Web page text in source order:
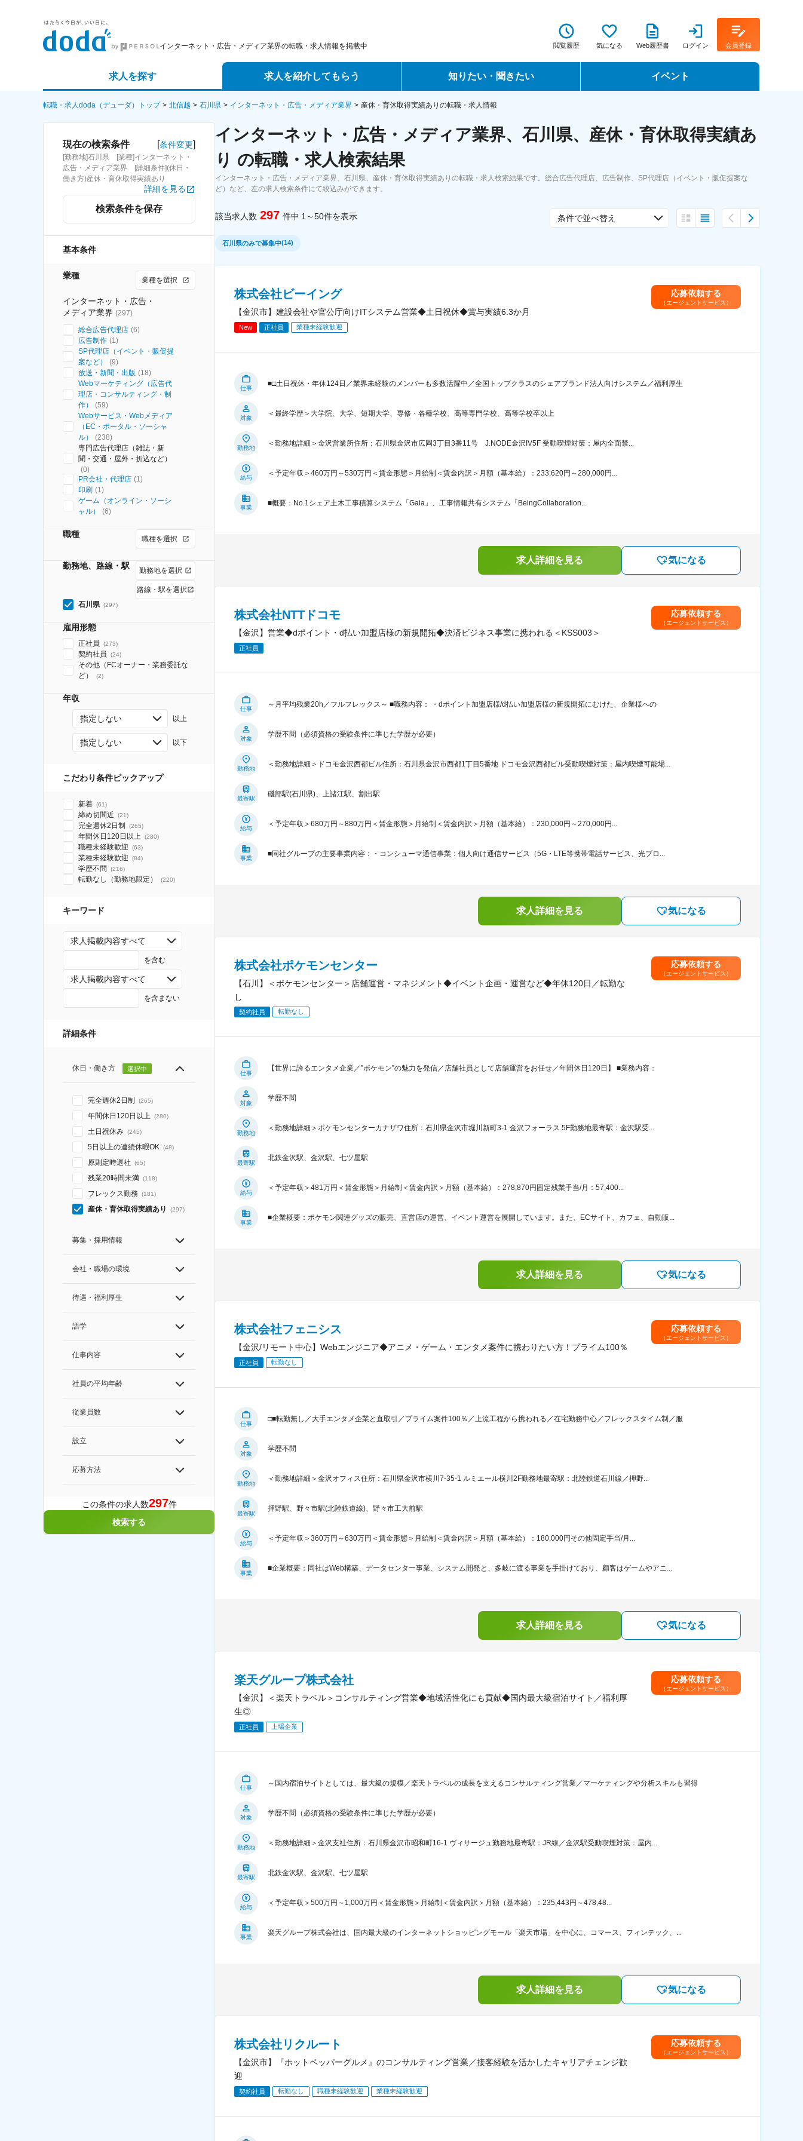
インターネット・広告・メディア業界の転職・求人情報を掲載中 閲覧履歴 気になる Web履歴書 ログイン 会員登録
求人を探す
詳細条件から探す
求人特集から探す
求人を紹介してもらう
エージェントサービス
スカウトサービス
パートナーエージェントサービス
知りたい・聞きたい
転職ノウハウ
データで見る転職
イベント
転職フェア
転職・求人doda（デューダ）トップ 北信越 石川県 インターネット・広告・メディア業界 産休・育休取得実績ありの転職・求人情報
現在の検索条件 [条件変更]
[勤務地]石川県 [業種]インターネット・
広告・メディア業界 [詳細条件](休日・
働き方)産休・育休取得実績あり
詳細を見る
検索条件を保存
基本条件
業種 業種を選択
インターネット・広告・
メディア業界 (297)
総合広告代理店 (6)
広告制作 (1)
SP代理店（イベント・販促提
案など）
(9)
放送・新聞・出版 (18)
Webマーケティング（広告代
理店・コンサルティング・制
作）
(59)
Webサービス・Webメディア
（EC・ポータル・ソーシャ
ル）
(238)
専門広告代理店（雑誌・新
聞・交通・屋外・折込など）
(0)
PR会社・代理店 (1)
印刷 (1)
ゲーム（オンライン・ソーシ
ャル）
(6)
職種 職種を選択
勤務地、路線・駅 勤務地を選択
路線・駅を選択
石川県 (297)
雇用形態
正社員 (273)
契約社員 (24)
その他（FCオーナー・業務委託な
ど）
(2)
年収
指定しない 以上
指定しない 以下
こだわり条件ピックアップ
新着 (61)
締め切間近 (21)
完全週休2日制 (265)
年間休日120日以上 (280)
職種未経験歓迎 (63)
業種未経験歓迎 (84)
学歴不問 (216)
転勤なし（勤務地限定） (220)
キーワード
求人掲載内容すべて
を含む
求人掲載内容すべて
を含まない
詳細条件
休日・働き方 選択中
完全週休2日制 (265)
年間休日120日以上 (280)
土日祝休み (245)
5日以上の連続休暇OK (48)
原則定時退社 (65)
残業20時間未満 (118)
フレックス勤務 (181)
産休・育休取得実績あり (297)
募集・採用情報
会社・職場の環境
待遇・福利厚生
語学
仕事内容
社員の平均年齢
従業員数
設立
応募方法
この条件の求人数297件
検索する
インターネット・広告・メディア業界、石川県、産休・育休取得実績あ
り の転職・求人検索結果
インターネット・広告・メディア業界、石川県、産休・育休取得実績ありの転職・求人検索結果です。総合広告代理店、広告制作、SP代理店（イベント・販促提案な
ど）など、左の求人検索条件にて絞込みができます。
該当求人数 297 件中 1～50件を表示 条件で並べ替え
石川県のみで募集中(14)
株式会社ビーイング
【金沢市】建設会社や官公庁向けITシステム営業◆土日祝休◆賞与実績6.3か月
New 正社員 業種未経験歓迎
応募依頼する
（エージェントサービス）
仕事
■□土日祝休・年休124日／業界未経験のメンバーも多数活躍中／全国トップクラスのシェアブランド法人向けシステム／福利厚生
対象
＜最終学歴＞大学院、大学、短期大学、専修・各種学校、高等専門学校、高等学校卒以上
勤務地
＜勤務地詳細＞金沢営業所住所：石川県金沢市広岡3丁目3番11号 J.NODE金沢IV5F 受動喫煙対策：屋内全面禁...
給与
＜予定年収＞460万円～530万円＜賃金形態＞月給制＜賃金内訳＞月額（基本給）：233,620円～280,000円...
事業
■概要：No.1シェア土木工事積算システム「Gaia」、工事情報共有システム「BeingCollaboration...
求人詳細を見る 気になる
株式会社NTTドコモ
【金沢】営業◆dポイント・d払い加盟店様の新規開拓◆決済ビジネス事業に携われる＜KSS003＞
正社員
応募依頼する
（エージェントサービス）
仕事
～月平均残業20h／フルフレックス～ ■職務内容： ・dポイント加盟店様/d払い加盟店様の新規開拓にむけた、企業様への
対象
学歴不問（必須資格の受験条件に準じた学歴が必要）
勤務地
＜勤務地詳細＞ドコモ金沢西都ビル住所：石川県金沢市西都1丁目5番地 ドコモ金沢西都ビル受動喫煙対策：屋内喫煙可能場...
最寄駅
磯部駅(石川県)、上諸江駅、割出駅
給与
＜予定年収＞680万円～880万円＜賃金形態＞月給制＜賃金内訳＞月額（基本給）：230,000円～270,000円...
事業
■同社グループの主要事業内容：・コンシューマ通信事業：個人向け通信サービス（5G・LTE等携帯電話サービス、光ブロ...
求人詳細を見る 気になる
株式会社ポケモンセンター
【石川】＜ポケモンセンター＞店舗運営・マネジメント◆イベント企画・運営など◆年休120日／転勤な
し
契約社員 転勤なし
応募依頼する
（エージェントサービス）
仕事
【世界に誇るエンタメ企業／”ポケモン”の魅力を発信／店舗社員として店舗運営をお任せ／年間休日120日】 ■業務内容：
対象
学歴不問
勤務地
＜勤務地詳細＞ポケモンセンターカナザワ住所：石川県金沢市堀川新町3-1 金沢フォーラス 5F勤務地最寄駅：金沢駅受...
最寄駅
北鉄金沢駅、金沢駅、七ツ屋駅
給与
＜予定年収＞481万円＜賃金形態＞月給制＜賃金内訳＞月額（基本給）：278,870円固定残業手当/月：57,400...
事業
■企業概要：ポケモン関連グッズの販売、直営店の運営、イベント運営を展開しています。また、ECサイト、カフェ、自動販...
求人詳細を見る 気になる
株式会社フェニシス
【金沢/リモート中心】Webエンジニア◆アニメ・ゲーム・エンタメ案件に携わりたい方！プライム100％
正社員 転勤なし
応募依頼する
（エージェントサービス）
仕事
□■転勤無し／大手エンタメ企業と直取引／プライム案件100％／上流工程から携われる／在宅勤務中心／フレックスタイム制／服
対象
学歴不問
勤務地
＜勤務地詳細＞金沢オフィス住所：石川県金沢市横川7-35-1 ルミエール横川2F勤務地最寄駅：北陸鉄道石川線／押野...
最寄駅
押野駅、野々市駅(北陸鉄道線)、野々市工大前駅
給与
＜予定年収＞360万円～630万円＜賃金形態＞月給制＜賃金内訳＞月額（基本給）：180,000円その他固定手当/月...
事業
■企業概要：同社はWeb構築、データセンター事業、システム開発と、多岐に渡る事業を手掛けており、顧客はゲームやアニ...
求人詳細を見る 気になる
楽天グループ株式会社
【金沢】＜楽天トラベル＞コンサルティング営業◆地域活性化にも貢献◆国内最大級宿泊サイト／福利厚
生◎
正社員 上場企業
応募依頼する
（エージェントサービス）
仕事
～国内宿泊サイトとしては、最大級の規模／楽天トラベルの成長を支えるコンサルティング営業／マーケティングや分析スキルも習得
対象
学歴不問（必須資格の受験条件に準じた学歴が必要）
勤務地
＜勤務地詳細＞金沢支社住所：石川県金沢市昭和町16-1 ヴィサージュ勤務地最寄駅：JR線／金沢駅受動喫煙対策：屋内...
最寄駅
北鉄金沢駅、金沢駅、七ツ屋駅
給与
＜予定年収＞500万円～1,000万円＜賃金形態＞月給制＜賃金内訳＞月額（基本給）：235,443円～478,48...
事業
楽天グループ株式会社は、国内最大級のインターネットショッピングモール「楽天市場」を中心に、コマース、フィンテック、...
求人詳細を見る 気になる
株式会社リクルート
【金沢市】『ホットペッパーグルメ』のコンサルティング営業／接客経験を活かしたキャリアチェンジ歓
迎
契約社員 転勤なし 職種未経験歓迎 業種未経験歓迎
応募依頼する
（エージェントサービス）